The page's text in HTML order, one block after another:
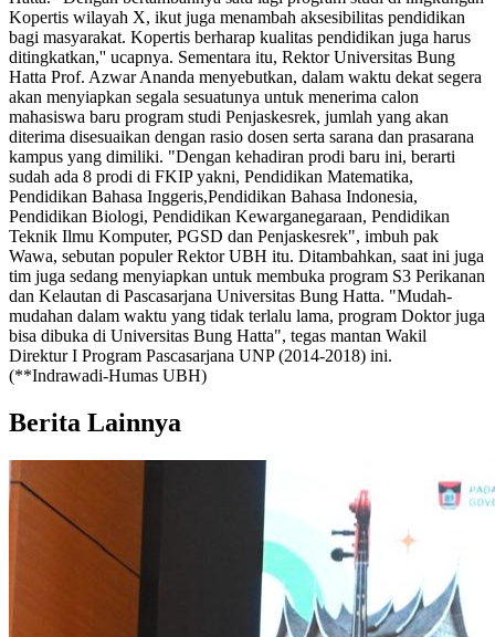
Kopertis wilayah X, ikut juga menambah aksesibilitas pendidikan
bagi masyarakat. Kopertis berharap kualitas pendidikan juga harus
ditingkatkan,'' ucapnya. Sementara itu, Rektor Universitas Bung
Hatta Prof. Azwar Ananda menyebutkan, dalam waktu dekat segera
akan menyiapkan segala sesuatunya untuk menerima calon
mahasiswa baru program studi Penjaskesrek, jumlah yang akan
diterima disesuaikan dengan rasio dosen serta sarana dan prasarana
kampus yang dimiliki. "Dengan kehadiran prodi baru ini, berarti
sudah ada 8 prodi di FKIP yakni, Pendidikan Matematika,
Pendidikan Bahasa Inggeris,Pendidikan Bahasa Indonesia,
Pendidikan Biologi, Pendidikan Kewarganegaraan, Pendidikan
Teknik Ilmu Komputer, PGSD dan Penjaskesrek", imbuh pak
Wawa, sebutan populer Rektor UBH itu. Ditambahkan, saat ini juga
tim juga sedang menyiapkan untuk membuka program S3 Perikanan
dan Kelautan di Pascasarjana Universitas Bung Hatta. "Mudah-
mudahan dalam waktu yang tidak terlalu lama, program Doktor juga
bisa dibuka di Universitas Bung Hatta", tegas mantan Wakil
Direktur I Program Pascasarjana UNP (2014-2018) ini.
(**Indrawadi-Humas UBH)
Berita Lainnya